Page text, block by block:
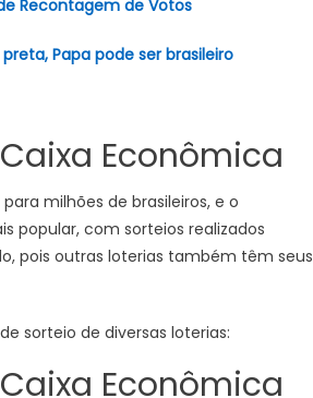
Recontagem de Votos
Papa pode ser brasileiro
Econômica
milhões de brasileiros, e o
popular, com sorteios realizados
pois outras loterias também têm seus
sorteio de diversas loterias:
Econômica